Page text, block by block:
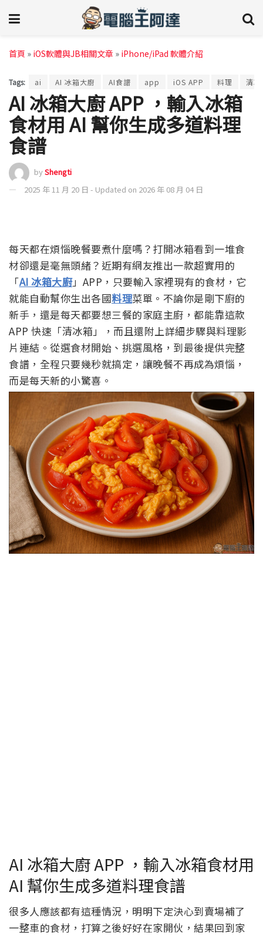
首頁 » iOS軟體與JB相關文章 » iPhone/iPad 軟體介紹
Tags: ai AI 冰箱大廚 AI食譜 app iOS APP 料理 清冰
AI 冰箱大廚 APP ，輸入冰箱
食材用 AI 幫你生成多道料理
食譜
byShengti
2025 年 11 月 20 日 - Updated on 2026 年 08 月 04 日
每天都在煩惱晚餐要煮什麼嗎？打開冰箱看到一堆食
材卻還是毫無頭緒？近期有網友推出一款超實用的
「AI 冰箱大廚」APP，只要輸入家裡現有的食材，它
就能自動幫你生出各國料理菜單。不論你是剛下廚的
新手，還是每天都要想三餐的家庭主廚，都能靠這款
APP 快速「清冰箱」，而且還附上詳細步驟與料理影
片連結。從選食材開始、挑選風格，到最後提供完整
食譜，全程只要幾秒就搞定，讓晚餐不再成為煩惱，
而是每天新的小驚喜。
AI 冰箱大廚 APP ，輸入冰箱食材用
AI 幫你生成多道料理食譜
很多人應該都有這種情況，明明下定決心到賣場補了
一整車的食材，打算之後好好在家開伙，結果回到家